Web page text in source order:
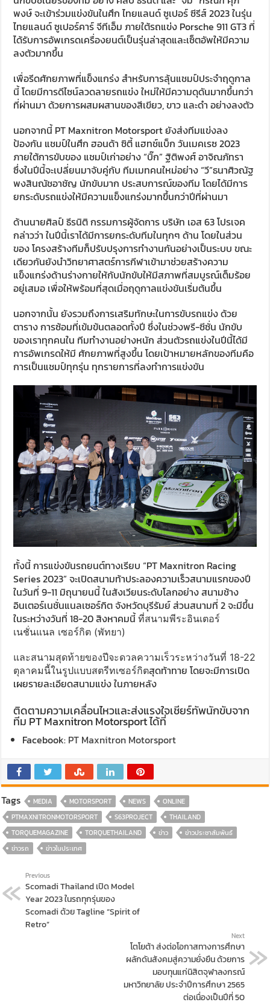
พงษ์ จะเข้าร่วมแข่งขันในศึก ไทยแลนด์ ซูเปอร์ ซีรีส์ 2023 ในรุ่น
ไทยแลนด์ ซูเปอร์คาร์ จีทีเอ็ม ภายใต้รถแข่ง Porsche 911 GT3 ที่
ได้รับการอัพเกรดเครื่องยนต์เป็นรุ่นล่าสุดและเซ็ตอัพให้มีความ
ลงตัวมากขึ้น
เพื่อรีดศักยภาพที่แข็งแกร่ง สำหรับการลุ้นแชมป์ประจำฤดูกาล
นี้ โดยมีการดีไซน์ลวดลายรถแข่ง ใหม่ให้มีความดุดันมากขึ้นกว่า
ที่ผ่านมา ด้วยการผสมผสานของสีเขียว, ขาว และดำ อย่างลงตัว
นอกจากนี้ PT Maxnitron Motorsportยังส่งทีมแข่งลง
ป้องกัน แชมป์ในศึก ฮอนด้า ซิตี้ แฮทช์แบ็ก วันเมคเรซ 2023
ภายใต้การขับของ แชมป์เก่าอย่าง“บิ๊ก” ฐิติพงศ์ อาจิณภัทรา
ซึ่งในปีนี้จะเปลี่ยนมาจับคู่กับ ทีมเมทคนใหม่อย่าง“วี”ธนาศิวณัฐ
พงสินณัชอาชัญ นักขับมาก ประสบการณ์ของทีม โดยได้มีการ
ยกระดับรถแข่งให้มีความแข็งแกร่งมากขึ้นกว่าปีที่ผ่านมา
ด้านนายศิลป์ ธีรนิติ กรรมการผู้จัดการ บริษัท เอส 63 โปรเจค
กล่าวว่า ในปีนี้เราได้มีการยกระดับทีมในทุกๆ ด้าน โดยในส่วน
ของ โครงสร้างทีมก็ปรับปรุงการทำงานกันอย่างเป็นระบบ ขณะ
เดียวกันยังนำวิทยาศาสตร์การกีฬาเข้ามาช่วยสร้างความ
แข็งแกร่งด้านร่างกายให้กับนักขับให้มีสภาพที่สมบูรณ์เต็มร้อย
อยู่เสมอ เพื่อให้พร้อมที่สุดเมื่อฤดูกาลแข่งขันเริ่มต้นขึ้น
นอกจากนั้น ยังรวมถึงการเสริมทักษะในการขับรถแข่ง ด้วย
ตาราง การซ้อมที่เข้มข้นตลอดทั้งปี ซึ่งในช่วงพรี-ซีซั่น นักขับ
ของเราทุกคนใน ทีมทำงานอย่างหนัก ส่วนตัวรถแข่งในปีนี้ได้มี
การอัพเกรดให้มี ศักยภาพที่สูงขึ้น โดยเป้าหมายหลักของทีมคือ
การเป็นแชมป์ทุกรุ่น ทุกรายการที่ลงทำการแข่งขัน
ทั้งนี้ การแข่งขันรถยนต์ทางเรียบ“PT Maxnitron Racing
Series 2023” จะเปิดสนามท้าประลองความเร็วสนามแรกของปี
ในวันที่ 9-11 มิถุนายนนี้ ในสังเวียนระดับโลกอย่าง สนามช้าง
อินเตอร์เนชั่นแนลเซอร์กิต จังหวัดบุรีรัมย์ ส่วนสนามที่ 2 จะมีขึ้น
ในระหว่างวันที่ 18-20 สิงหาคมนี้ที่สนามพีระอินเตอร์
เนชั่นแนล เซอร์กิต (พัทยา)
และสนามสุดท้ายของปีจะดวลความเร็วระหว่างวันที่ 18-22
ตุลาคมนี้ในรูปแบบสตรีทเซอร์กิตสุดท้าทาย โดยจะมีการเปิด
เผยรายละเอียดสนามแข่ง ในภายหลัง
ติดตามความเคลื่อนไหวและส่งแรงใจเชียร์ทัพนักขับจาก
ทีม PT Maxnitron Motorsportได้ที่
Facebook: PT Maxnitron Motorsport
Tags MEDIA MOTORSPORT NEWS
ONLINE
PTMAXNITRONMOTORSPORT
S63PROJECT
THAILAND
TORQUEMAGAZINE
TORQUETHAILAND ข่าว
ข่าวประชาสัมพันธ์
ข่าวรถ
ข่าวในประเทศ
Previous
Scomadi Thailand เปิด Model
Year 2023 ในรถทุกรุ่นของ
Scomadi ด้วย Tagline “Spirit of
Retro”
Next
โตโยต้า ส่งต่อโอกาสทางการศึกษา
ผลักดันสังคมสู่ความยั่งยืน ด้วยการ
มอบทุนแก่นิสิตจุฬาลงกรณ์
มหาวิทยาลัย ประจำปีการศึกษา 2565
ต่อเนื่องเป็นปีที่ 50